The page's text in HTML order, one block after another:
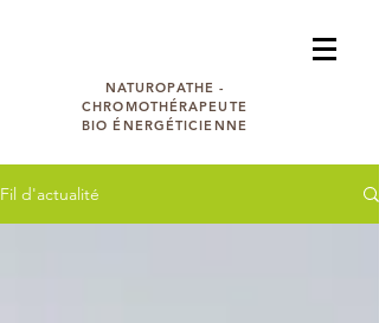
NATUROPATHE -
CHROMOTHÉRAPEUTE
BIO ÉNERGÉTICIENNE
Fil d'actualité